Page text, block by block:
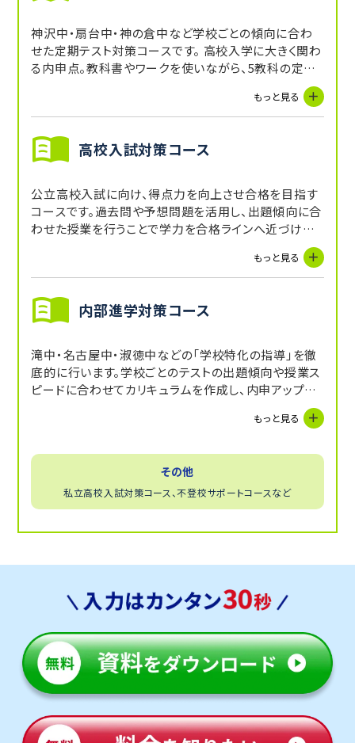
神沢中・扇台中・神の倉中など学校ごとの傾向に合わ
せた定期テスト対策コースです。 高校入学に大きく関わ
る内申点。教科書やワークを使いながら、5教科の定期
テストを対策し、内申点をUPを目指します。受講してい
ない教科に関しても、講師からの宿題や自習スペース
を活用することで補完できます。
もっと見る
高校入試対策コース
公立高校入試に向け、得点力を向上させ合格を目指す
コースです。過去問や予想問題を活用し、出題傾向に合
わせた授業を行うことで学力を合格ラインへ近づけま
もっと見る
内部進学対策コース
滝中・名古屋中・淑徳中などの「学校特化の指導」を徹
底的に行います。学校ごとのテストの出題傾向や授業ス
ピードに合わせてカリキュラムを作成し、内申アップを
もっと見る
その他
私立高校入試対策コース、不登校サポートコースなど